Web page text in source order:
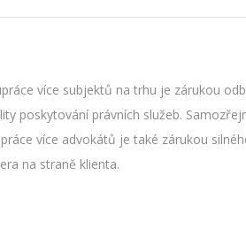
více subjektů na trhu je zárukou
poskytování právních služeb.
více advokátů je také zárukou
na straně klienta.